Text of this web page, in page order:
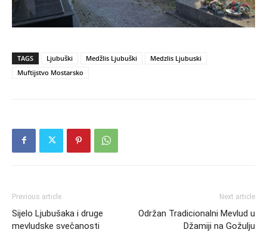
TAGS Ljubuški Medžlis Ljubuški
Medzlis Ljubuski
Muftijstvo Mostarsko
Previous article
Sijelo Ljubušaka i druge
mevludske svečanosti
Next article
Održan Tradicionalni Mevlud u
Džamiji na Gožulju